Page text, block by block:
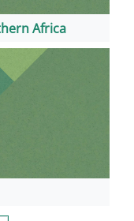
Africa